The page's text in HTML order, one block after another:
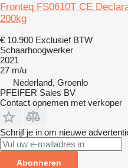
Fronteq FS0610T CE
200kg
€ 10.900 Exclusief BTW
Schaarhoogwerker
2021
27 m/u
Nederland, Groenlo
PFEIFER Sales BV
Contact opnemen met verkoper
Schrijf je in om nieuwe
Abonneren